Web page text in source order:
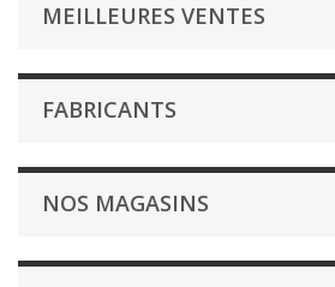
MEILLEURES VENTES
FABRICANTS
NOS MAGASINS